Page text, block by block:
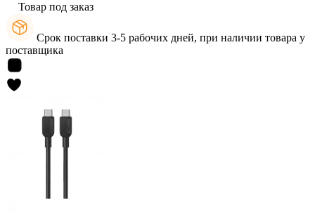
Товар под заказ
Срок поставки 3-5 рабочих дней, при наличии товара у
поставщика